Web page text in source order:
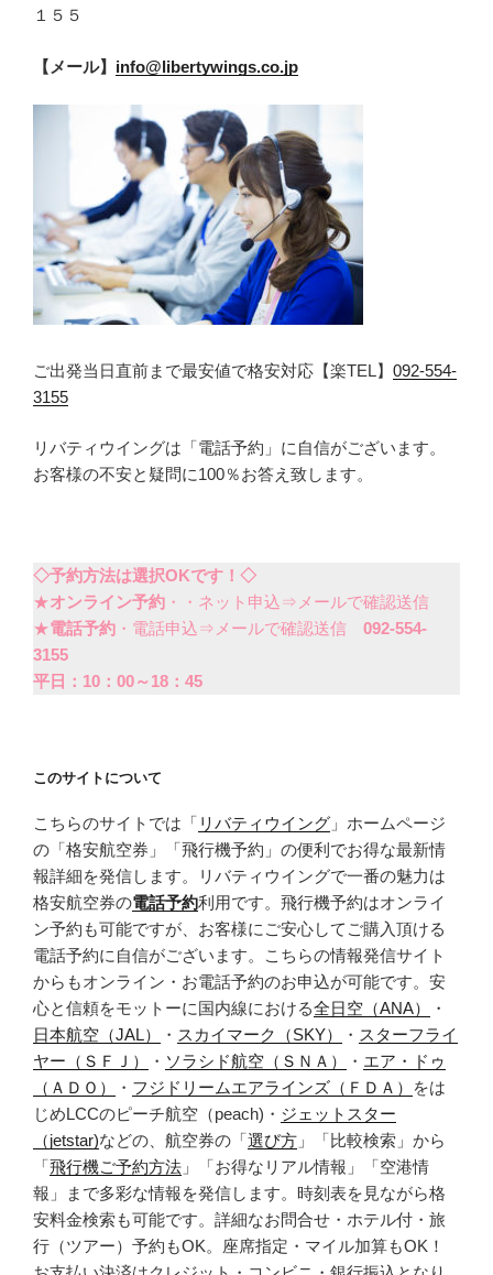
１５５
【メール】 info@libertywings.co.jp
ご出発当日直前まで最安値で格安対応【楽TEL】 092-554-
3155
リバティウイングは「電話予約」に自信がございます。
お客様の不安と疑問に100％お答え致します。
◇予約方法は選択OKです！◇
★オンライン予約 ・・ネット申込⇒メールで確認送信
★電話予約 ・電話申込⇒メールで確認送信 092-554-
3155
平日：10：00～18：45
このサイトについて
こちらのサイトでは「 リバティウイング 」ホームページ
の「格安航空券」「飛行機予約」の便利でお得な最新情
報詳細を発信します。リバティウイングで一番の魅力は
格安航空券の電話予約利用です。飛行機予約はオンライ
ン予約も可能ですが、お客様にご安心してご購入頂ける
電話予約に自信がございます。こちらの情報発信サイト
からもオンライン・お電話予約のお申込が可能です。安
心と信頼をモットーに国内線における全日空（ANA）
・
日本航空（JAL）
・ スカイマーク（SKY） ・ スターフライ
ヤー（ＳＦＪ）
・ ソラシド航空（ＳＮＡ） ・ エア・ドゥ
（ＡＤＯ）
・ フジドリームエアラインズ（ＦＤＡ）
をは
じめLCCのピーチ航空（peach)・ ジェットスター
（jetstar)などの、航空券の「選び方 」「比較検索」から
「飛行機ご予約方法 」「お得なリアル情報」「空港情
報」まで多彩な情報を発信します。時刻表を見ながら格
安料金検索も可能です。詳細なお問合せ・ホテル付・旅
行（ツアー）予約もOK。座席指定・マイル加算もOK！